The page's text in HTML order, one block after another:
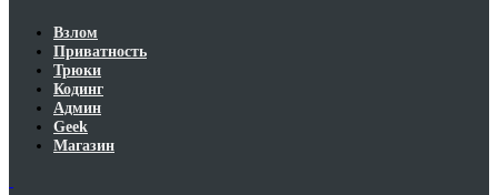
Взлом
Приватность
Трюки
Кодинг
Админ
Geek
Магазин